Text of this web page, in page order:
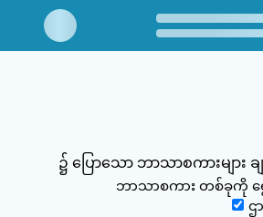
၌ ပြောသော ဘာသာစကားများ
ဘာသာစကား တစ်ခုကို ရွေ
ဌ